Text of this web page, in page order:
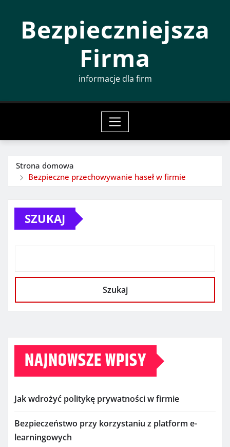
Bezpieczniejsza
Firma
informacje dla firm
Strona domowa
Bezpieczne przechowywanie haseł w firmie
SZUKAJ
Szukaj
NAJNOWSZE WPISY
Jak wdrożyć politykę prywatności w firmie
Bezpieczeństwo przy korzystaniu z platform e-
learningowych